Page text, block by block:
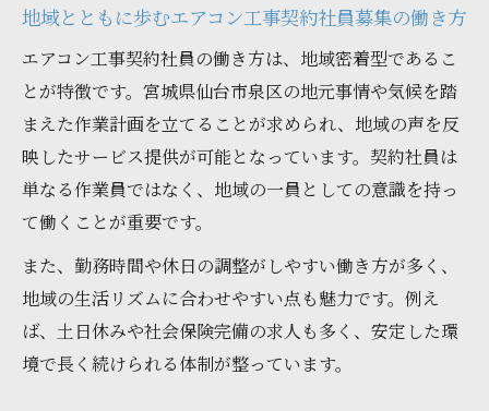
地域とともに歩むエアコン工事契約社員募集の働き方
エアコン工事契約社員の働き方は、地域密着型であるこ
とが特徴です。宮城県仙台市泉区の地元事情や気候を踏
まえた作業計画を立てることが求められ、地域の声を反
映したサービス提供が可能となっています。契約社員は
単なる作業員ではなく、地域の一員としての意識を持っ
て働くことが重要です。
また、勤務時間や休日の調整がしやすい働き方が多く、
地域の生活リズムに合わせやすい点も魅力です。例え
ば、土日休みや社会保険完備の求人も多く、安定した環
境で長く続けられる体制が整っています。